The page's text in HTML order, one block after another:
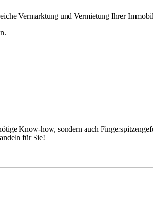
Vermarktung und Vermietung Ihrer
Know-how, sondern auch
für Sie!